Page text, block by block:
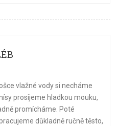
vlažné vody si necháme
prosijeme hladkou mouku,
promícháme. Poté
důkladně ručně těsto,